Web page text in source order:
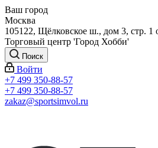
Ваш город
Москва
105122, Щёлковское ш., дом 3, стр. 1
Торговый центр 'Город Хобби'
Поиск
Войти
+7 499 350-88-57
+7 499 350-88-57
zakaz@sportsimvol.ru